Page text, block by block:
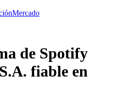
Mercado
de Spotify
fiable en